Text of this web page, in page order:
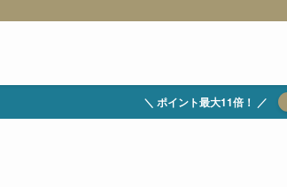
＼ ポイント最大11倍！ ／